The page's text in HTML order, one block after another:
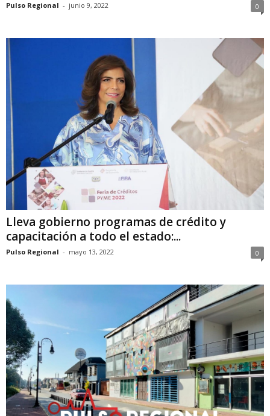
Pulso Regional - junio 9, 2022 0
Lleva gobierno programas de crédito y
capacitación a todo el estado:...
Pulso Regional - mayo 13, 2022 0